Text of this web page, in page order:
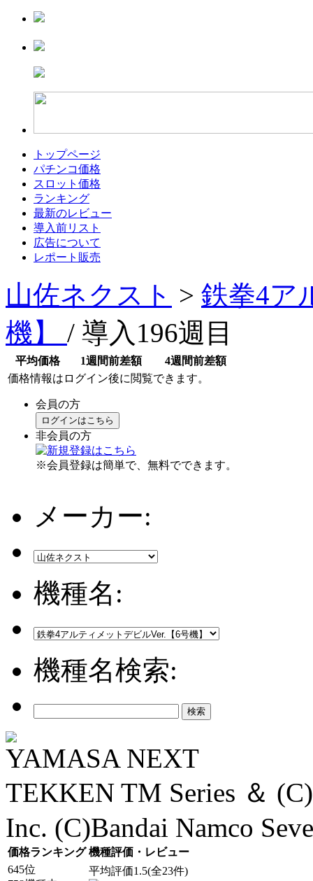
トップページ
パチンコ価格
スロット価格
ランキング
最新のレビュー
導入前リスト
広告について
レポート販売
山佐ネクスト > 鉄拳4ア
機】 / 導入196週目
平均価格 1週間前差額
4週間前差額
価格情報はログイン後に閲覧できます。
会員の方
ログインはこちら
非会員の方
※会員登録は簡単で、無料でできます。
メーカー:
機種名:
機種名検索:
YAMASA NEXT
TEKKEN TM Series ＆
Inc. (C)Bandai Namco
価格ランキング 機種評価・レビュー
645位
平均評価1.5(全23件)